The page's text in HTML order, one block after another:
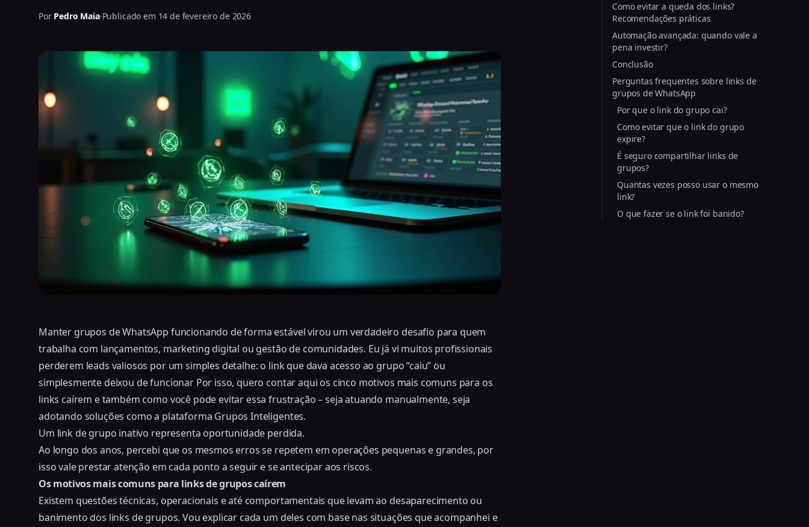
Por Pedro Maia·Publicado em 14 de fevereiro de 2026
Manter grupos de WhatsApp funcionando de forma estável virou um verdadeiro desafio para quem
trabalha com lançamentos, marketing digital ou gestão de comunidades. Eu já vi muitos profissionais
perderem leads valiosos por um simples detalhe: o link que dava acesso ao grupo “caiu” ou
simplesmente deixou de funcionar Por isso, quero contar aqui os cinco motivos mais comuns para os
links caírem e também como você pode evitar essa frustração – seja atuando manualmente, seja
adotando soluções como a plataforma Grupos Inteligentes.
Um link de grupo inativo representa oportunidade perdida.
Ao longo dos anos, percebi que os mesmos erros se repetem em operações pequenas e grandes, por
isso vale prestar atenção em cada ponto a seguir e se antecipar aos riscos.
Os motivos mais comuns para links de grupos caírem
Existem questões técnicas, operacionais e até comportamentais que levam ao desaparecimento ou
banimento dos links de grupos. Vou explicar cada um deles com base nas situações que acompanhei e
Como evitar a queda dos links?
Recomendações práticas
Automação avançada: quando vale a
pena investir?
Conclusão
Perguntas frequentes sobre links de
grupos de WhatsApp
Por que o link do grupo cai?
Como evitar que o link do grupo
expire?
É seguro compartilhar links de
grupos?
Quantas vezes posso usar o mesmo
link?
O que fazer se o link foi banido?